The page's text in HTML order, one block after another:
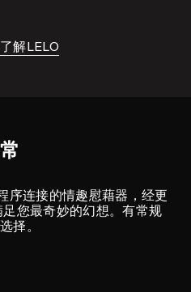
解LELO
序连接的情趣慰藉器，经更
您最奇妙的幻想。有常规
择。